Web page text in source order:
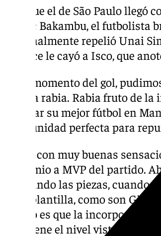
Y es que el de São Paulo llegó
Cédric Bakambu, el futbolista
que finalmente repelió Unai
rechace le cayó a Isco, que
En el momento del gol,
mucha rabia. Rabia fruto de la
mostrar su mejor fútbol en
oportunidad perfecta para
Debut con muy buenas
el premio a MVP del partido.
encajando las piezas,
de la plantilla, como son
seguro es que la
mantiene el nivel visto en